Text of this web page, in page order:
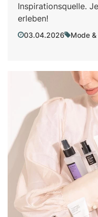
Inspirationsquelle.
erleben!
03.04.2026 Mode &